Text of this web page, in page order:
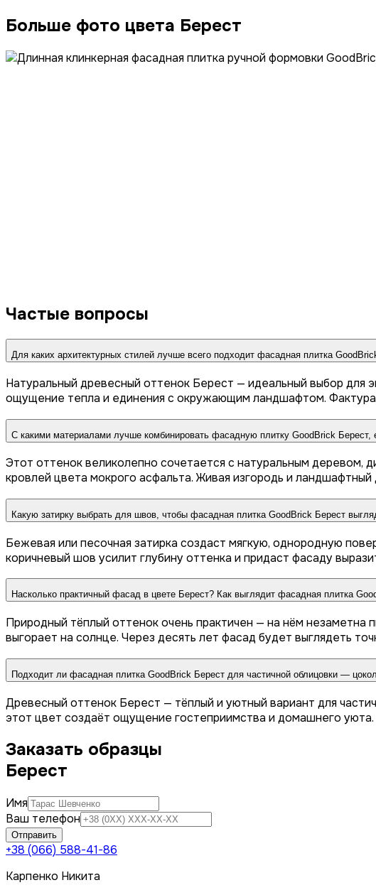
Больше фото цвета Берест
Частые вопросы
Для каких архитектурных стилей лучше всего подходит фасадная плитка
Натуральный древесный оттенок Берест — идеальный выбор
ощущение тепла и единения с окружающим ландшафтом.
С какими материалами лучше комбинировать фасадную плитку GoodBrick
Этот оттенок великолепно сочетается с натуральным деревом,
кровлей цвета мокрого асфальта. Живая изгородь и
Какую затирку выбрать для швов, чтобы фасадная плитка GoodBrick Берест
Бежевая или песочная затирка создаст мягкую, однородную
коричневый шов усилит глубину оттенка и придаст фасаду
Насколько практичный фасад в цвете Берест? Как выглядит фасадная плитка
Природный тёплый оттенок очень практичен — на нём
выгорает на солнце. Через десять лет фасад будет выглядеть
Подходит ли фасадная плитка GoodBrick Берест для частичной облицовки —
Древесный оттенок Берест — тёплый и уютный вариант для
этот цвет создаёт ощущение гостеприимства и домашнего уюта.
Заказать образцы
Берест
Имя
Ваш телефон
Отправить
+38 (066) 588-41-86
Карпенко Никита